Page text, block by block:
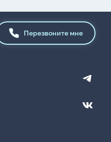
Перезвоните мне